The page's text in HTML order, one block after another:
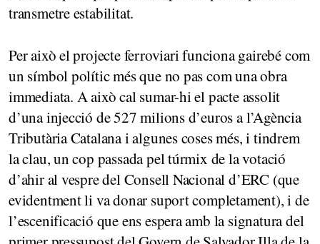
transmetre estabilitat.
Per això el projecte ferroviari funciona gairebé com
un símbol polític més que no pas com una obra
immediata. A això cal sumar-hi el pacte assolit
d’una injecció de 527 milions d’euros a l’Agència
Tributària Catalana i algunes coses més, i tindrem
la clau, un cop passada pel túrmix de la votació
d’ahir al vespre del Consell Nacional d’ERC (que
evidentment li va donar suport completament), i de
l’escenificació que ens espera amb la signatura del